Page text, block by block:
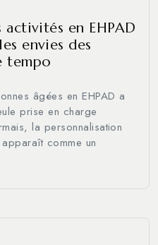
en EHPAD
envies des
tempo
âgées en EHPAD a
prise en charge
la personnalisation
comme un